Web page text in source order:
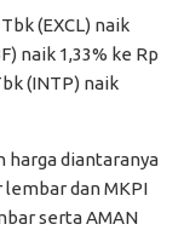
(EXCL) naik
naik 1,33% ke Rp
(INTP) naik
harga diantaranya
lembar dan MKPI
serta AMAN